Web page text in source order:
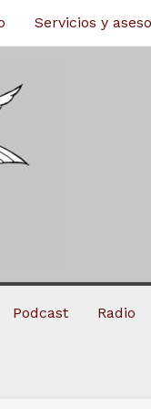
Servicios y
Podcast Radio